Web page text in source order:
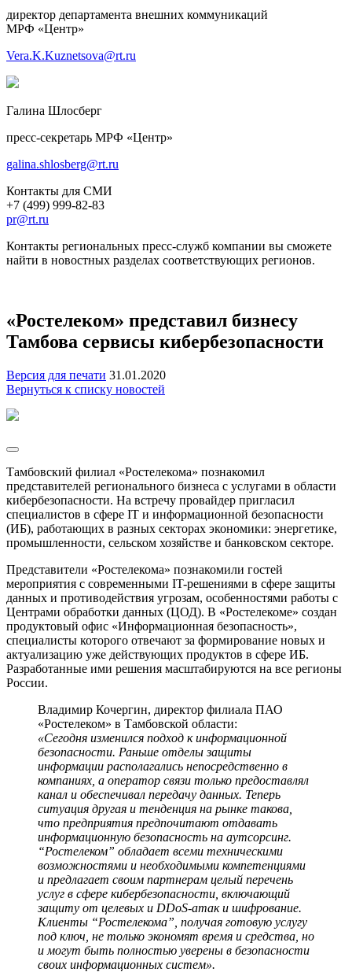
директор департамента внешних коммуникаций
МРФ «Центр»
Vera.K.Kuznetsova@rt.ru
Галина Шлосберг
пресс-секретарь МРФ «Центр»
galina.shlosberg@rt.ru
Контакты для СМИ
+7 (499) 999-82-83
pr@rt.ru
Контакты региональных пресс-служб компании вы сможете
найти в новостных разделах соответствующих регионов.
«Ростелеком» представил бизнесу
Тамбова сервисы кибербезопасности
Версия для печати 31.01.2020
Вернуться к списку новостей
Тамбовский филиал «Ростелекома» познакомил
представителей регионального бизнеса с услугами в области
кибербезопасности. На встречу провайдер пригласил
специалистов в сфере IT и информационной безопасности
(ИБ), работающих в разных секторах экономики: энергетике,
промышленности, сельском хозяйстве и банковском секторе.
Представители «Ростелекома» познакомили гостей
мероприятия с современными IT-решениями в сфере защиты
данных и противодействия угрозам, особенностями работы с
Центрами обработки данных (ЦОД). В «Ростелекоме» создан
продуктовый офис «Информационная безопасность»,
специалисты которого отвечают за формирование новых и
актуализацию уже действующих продуктов в сфере ИБ.
Разработанные ими решения масштабируются на все регионы
России.
Владимир Кочергин, директор филиала ПАО
«Ростелеком» в Тамбовской области:
«Сегодня изменился подход к информационной
безопасности. Раньше отделы защиты
информации располагались непосредственно в
компаниях, а оператор связи только предоставлял
канал и обеспечивал передачу данных. Теперь
ситуация другая и тенденция на рынке такова,
что предприятия предпочитают отдавать
информационную безопасность на аутсорсинг.
“Ростелеком” обладает всеми техническими
возможностями и необходимыми компетенциями
и предлагает своим партнерам целый перечень
услуг в сфере кибербезопасности, включающий
защиту от целевых и DDoS-атак и шифрование.
Клиенты “Ростелекома”, получая готовую услугу
под ключ, не только экономят время и средства, но
и могут быть полностью уверены в безопасности
своих информационных систем».